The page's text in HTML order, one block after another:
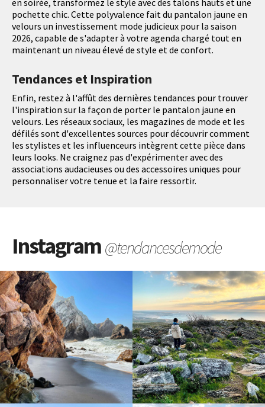
en soirée, transformez le style avec des talons hauts et une
pochette chic. Cette polyvalence fait du pantalon jaune en
velours un investissement mode judicieux pour la saison
2026, capable de s'adapter à votre agenda chargé tout en
maintenant un niveau élevé de style et de confort.
Tendances et Inspiration
Enfin, restez à l'affût des dernières tendances pour trouver
l'inspiration sur la façon de porter le pantalon jaune en
velours. Les réseaux sociaux, les magazines de mode et les
défilés sont d'excellentes sources pour découvrir comment
les stylistes et les influenceurs intègrent cette pièce dans
leurs looks. Ne craignez pas d'expérimenter avec des
associations audacieuses ou des accessoires uniques pour
personnaliser votre tenue et la faire ressortir.
Instagram@tendancesdemode